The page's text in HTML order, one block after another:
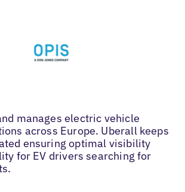
manages electric vehicle
across Europe. Uberall keeps
ensuring optimal visibility
for EV drivers searching for